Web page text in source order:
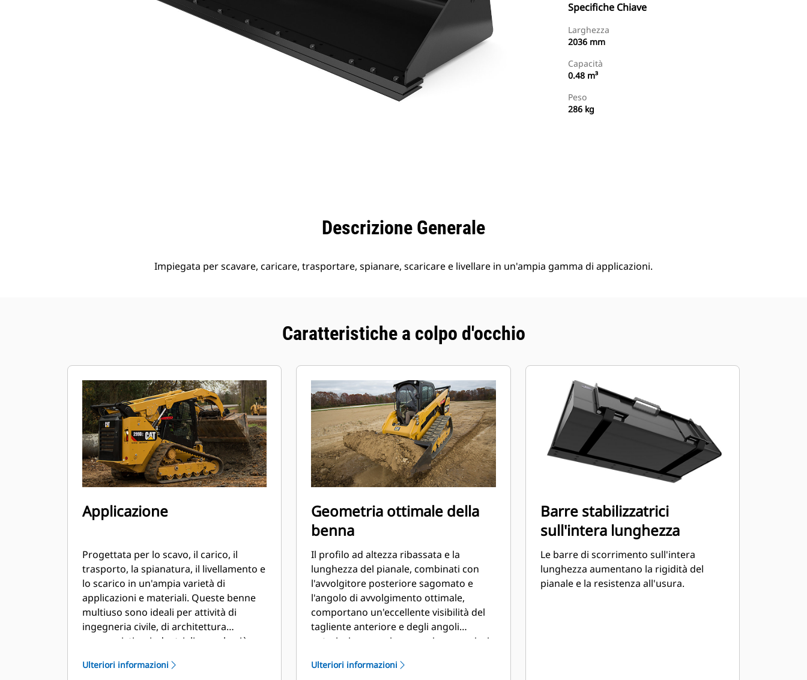
Specifiche Chiave
Larghezza
2036 mm
Capacità
0.48 m³
Peso
286 kg
Descrizione Generale
Impiegata per scavare, caricare, trasportare, spianare, scaricare e livellare in un'ampia gamma di applicazioni.
Caratteristiche a colpo d'occhio
Applicazione
Progettata per lo scavo, il carico, il
trasporto, la spianatura, il livellamento e
lo scarico in un'ampia varietà di
applicazioni e materiali. Queste benne
multiuso sono ideali per attività di
ingegneria civile, di architettura
paesaggistica, industriali e per le più
Ulteriori informazioni
Geometria ottimale della
benna
Il profilo ad altezza ribassata e la
lunghezza del pianale, combinati con
l'avvolgitore posteriore sagomato e
l'angolo di avvolgimento ottimale,
comportano un'eccellente visibilità del
tagliente anteriore e degli angoli
anteriori e un carico e scarico superiori.
Ulteriori informazioni
Barre stabilizzatrici
sull'intera lunghezza
Le barre di scorrimento sull'intera
lunghezza aumentano la rigidità del
pianale e la resistenza all'usura.